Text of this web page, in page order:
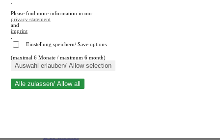
Suche schließen
Please find more information in our
privacy statement
and
imprint
Einstellung speichern/ Save options
(maximal 6 Monate / maximum 6 month)
Auswahl erlauben/ Allow selection
Alle zulassen/ Allow all